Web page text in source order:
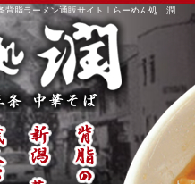
背脂ラーメン通販サイト｜らーめん処 潤